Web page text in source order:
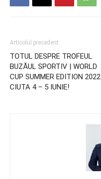
Articolul precedent
TOTUL DESPRE TROFEUL
BUZĂUL SPORTIV | WORLD
CUP SUMMER EDITION 2022
CIUTA 4 – 5 IUNIE!